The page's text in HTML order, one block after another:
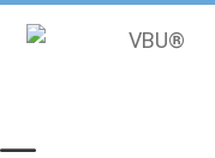
Inhalt